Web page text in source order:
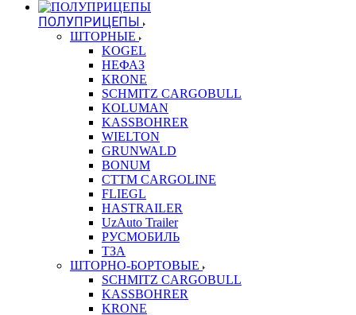
ПОЛУПРИЦЕПЫ
ШТОРНЫЕ
KOGEL
НЕФАЗ
KRONE
SCHMITZ CARGOBULL
KOLUMAN
KASSBOHRER
WIELTON
GRUNWALD
BONUM
CTTM CARGOLINE
FLIEGL
HASTRAILER
UzAuto Trailer
РУСМОБИЛЬ
ТЗА
ШТОРНО-БОРТОВЫЕ
SCHMITZ CARGOBULL
KASSBOHRER
KRONE